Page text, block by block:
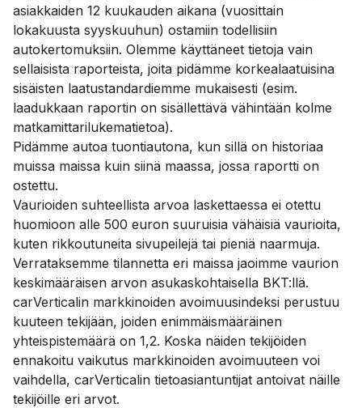
asiakkaiden 12 kuukauden aikana (vuosittain
lokakuusta syyskuuhun) ostamiin todellisiin
autokertomuksiin. Olemme käyttäneet tietoja vain
sellaisista raporteista, joita pidämme korkealaatuisina
sisäisten laatustandardiemme mukaisesti (esim.
laadukkaan raportin on sisällettävä vähintään kolme
matkamittarilukematietoa).
Pidämme autoa tuontiautona, kun sillä on historiaa
muissa maissa kuin siinä maassa, jossa raportti on
ostettu.
Vaurioiden suhteellista arvoa laskettaessa ei otettu
huomioon alle 500 euron suuruisia vähäisiä vaurioita,
kuten rikkoutuneita sivupeilejä tai pieniä naarmuja.
Verrataksemme tilannetta eri maissa jaoimme vaurion
keskimääräisen arvon asukaskohtaisella BKT:llä.
carVerticalin markkinoiden avoimuusindeksi perustuu
kuuteen tekijään, joiden enimmäismääräinen
yhteispistemäärä on 1,2. Koska näiden tekijöiden
ennakoitu vaikutus markkinoiden avoimuuteen voi
vaihdella, carVerticalin tietoasiantuntijat antoivat näille
tekijöille eri arvot.